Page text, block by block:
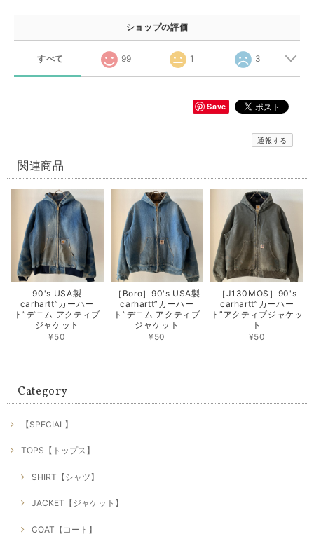
ショップの評価
すべて 99 1 3
Save
通報する
関連商品
90's USA製
carhartt”カーハー
ト”デニム アクティブ
ジャケット
¥50
［Boro］90's USA製
carhartt”カーハー
ト”デニム アクティブ
ジャケット
¥50
［J130MOS］90's
carhartt”カーハー
ト”アクティブジャケッ
ト
¥50
Category
【SPECIAL】
TOPS【トップス】
SHIRT【シャツ】
JACKET【ジャケット】
COAT【コート】